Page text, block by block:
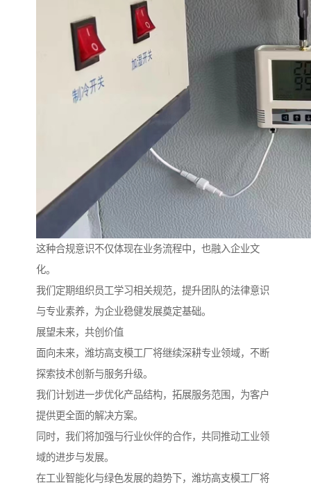
这种合规意识不仅体现在业务流程中，也融入企业文
化。
我们定期组织员工学习相关规范，提升团队的法律意识
与专业素养，为企业稳健发展奠定基础。
展望未来，共创价值
面向未来，潍坊高支模工厂将继续深耕专业领域，不断
探索技术创新与服务升级。
我们计划进一步优化产品结构，拓展服务范围，为客户
提供更全面的解决方案。
同时，我们将加强与行业伙伴的合作，共同推动工业领
域的进步与发展。
在工业智能化与绿色发展的趋势下，潍坊高支模工厂将